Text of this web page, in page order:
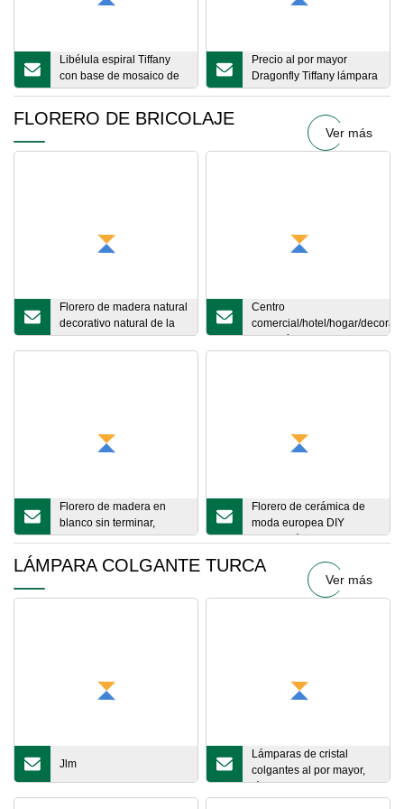
Libélula espiral Tiffany
con base de mosaico de
mosca retorcida Multi
Precio al por mayor
Dragonfly Tiffany lámpara
de pie de vidrieras
FLORERO DE BRICOLAJE
Ver más
Florero de madera natural
decorativo natural de la
tabla de la planta del
soporte para el hogar
Centro
comercial/hotel/hogar/
de jardín Florero de resina
Florero de fibra de vidrio de
Florero de madera en
blanco sin terminar,
florero hecho a mano,
naturales, juguetes de
Florero de cerámica de
moda europea DIY
decoración del hogar
cerámica
LÁMPARA COLGANTE TURCA
Ver más
Jlm
Lámparas de cristal
colgantes al por mayor,
lámparas de cristal de
mosaico hechas a mano